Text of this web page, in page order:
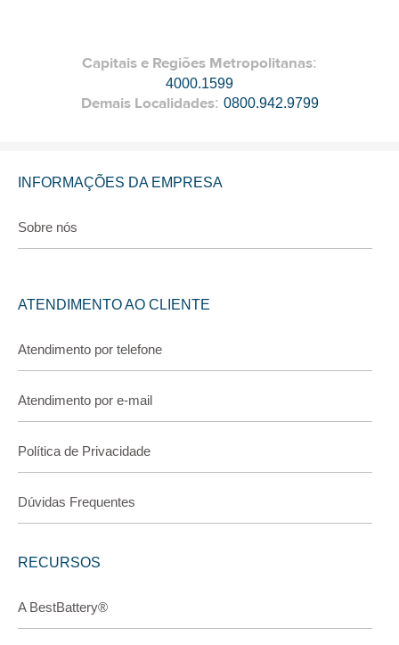
Capitais e Regiões Metropolitanas:
4000.1599
Demais Localidades: 0800.942.9799
INFORMAÇÕES DA EMPRESA
Sobre nós
ATENDIMENTO AO CLIENTE
Atendimento por telefone
Atendimento por e-mail
Política de Privacidade
Dúvidas Frequentes
RECURSOS
A BestBattery®